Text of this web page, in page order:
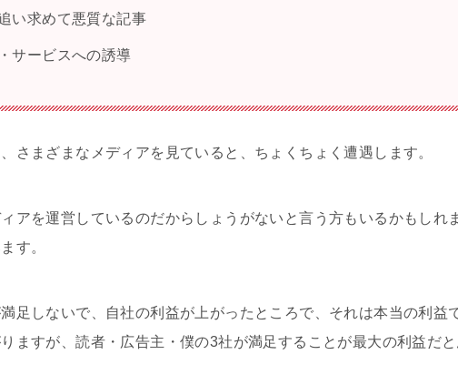
い求めて悪質な記事
サービスへの誘導
さまざまなメディアを見ていると、ちょくちょく遭遇します。
アを運営しているのだからしょうがないと言う方もいるかもしれ
す。
足しないで、自社の利益が上がったところで、それは本当の利益
ますが、読者・広告主・僕の3社が満足することが最大の利益だ